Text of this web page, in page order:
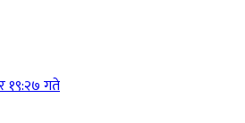
१९:२७ गते